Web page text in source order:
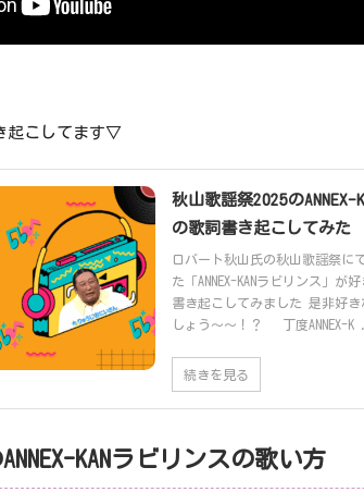
起こしてます▽
秋山歌謡祭2025のANNEX-
の歌詞書き起こしてみた
ロバート秋山氏の秋山歌謡祭に
た「ANNEX-KANラビリンス」が
書き起こしてみました 是非好き
しょう～～！？ 丁度ANNEX-K
続きを見る
KANラビリンスの歌い方